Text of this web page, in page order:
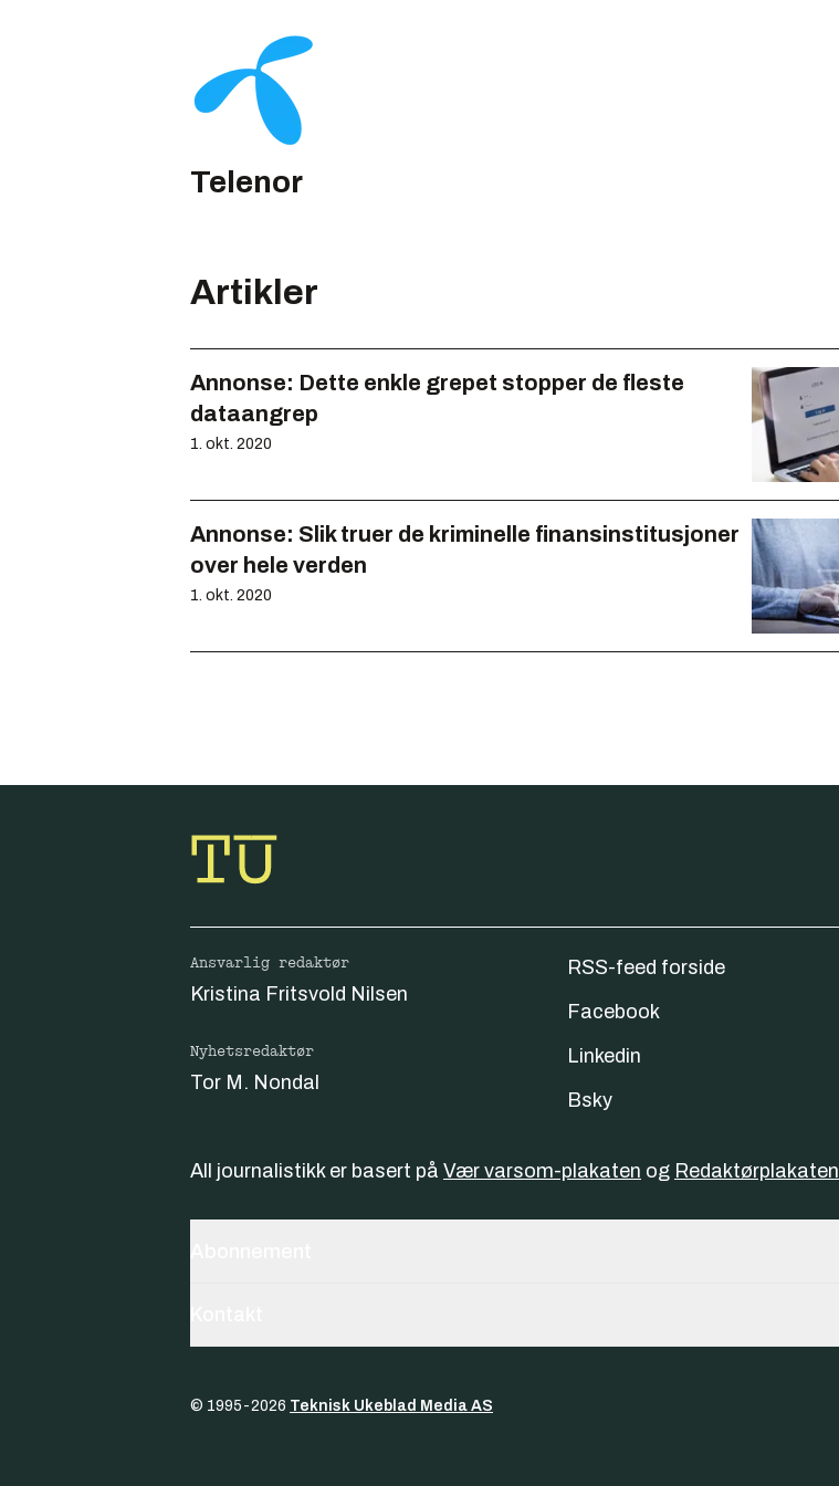
Telenor
Artikler
Annonse: Dette enkle grepet stopper de fleste
dataangrep
1. okt. 2020
Annonse: Slik truer de kriminelle finansinstitusjoner
over hele verden
1. okt. 2020
Ansvarlig redaktør
Kristina Fritsvold Nilsen
Nyhetsredaktør
Tor M. Nondal
RSS-feed forside
Facebook
Linkedin
Bsky
All journalistikk er basert på Vær varsom-plakaten og Redaktørplakaten
© 1995-2026 Teknisk Ukeblad Media AS